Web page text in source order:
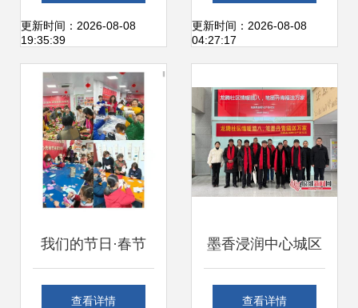
观2026年长沙市第
二届职工文艺展演
有感
更新时间：2026-08-08
19:35:39
团归来启示录
更新时间：2026-08-08
04:27:17
我们的节日·春节
崂山区群众文艺表
查看详情
墨香浸润中心城区
文化惠民”，“入文
查看详情